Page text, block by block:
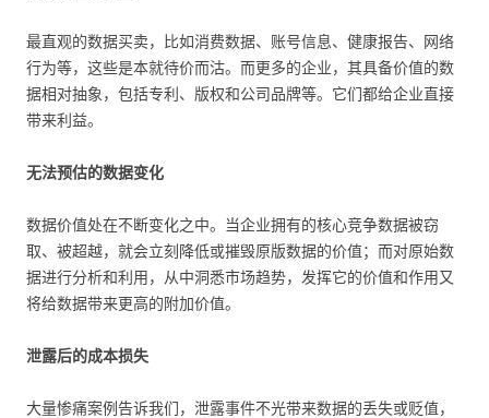
最直观的数据买卖，比如消费数据、账号信息、健康报告、网络
行为等，这些是本就待价而沽。而更多的企业，其具备价值的数
据相对抽象，包括专利、版权和公司品牌等。它们都给企业直接
带来利益。
无法预估的数据变化
数据价值处在不断变化之中。当企业拥有的核心竞争数据被窃
取、被超越，就会立刻降低或摧毁原版数据的价值；而对原始数
据进行分析和利用，从中洞悉市场趋势，发挥它的价值和作用又
将给数据带来更高的附加价值。
泄露后的成本损失
大量惨痛案例告诉我们，泄露事件不光带来数据的丢失或贬值，